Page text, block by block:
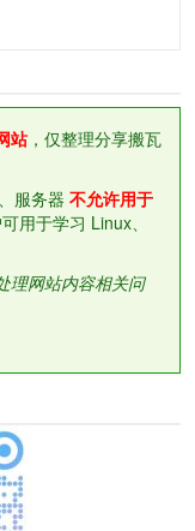
站，仅整理分享搬瓦
服务器 不允许用于
用于学习 Linux、
理网站内容相关问